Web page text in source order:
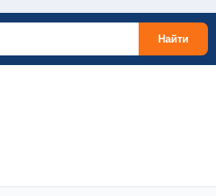
Найти